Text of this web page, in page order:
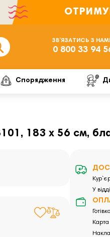
ЗВ’ЯЗАТИСЬ З
0 800 33 94
Спорядження
183 х 56 см,
У